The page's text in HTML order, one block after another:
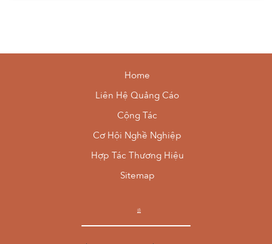
Home
Liên Hệ Quảng Cáo
Cộng Tác
Cơ Hội Nghề Nghiệp
Hợp Tác Thương Hiệu
Sitemap